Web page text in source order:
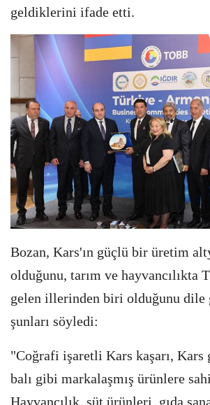
geldiklerini ifade etti.
Bozan, Kars'ın güçlü bir üretim
olduğunu, tarım ve hayvancılıkta
gelen illerinden biri olduğunu dile
şunları söyledi:
"Coğrafi işaretli Kars kaşarı, Kars
balı gibi markalaşmış ürünlere
Hayvancılık, süt ürünleri, gıda